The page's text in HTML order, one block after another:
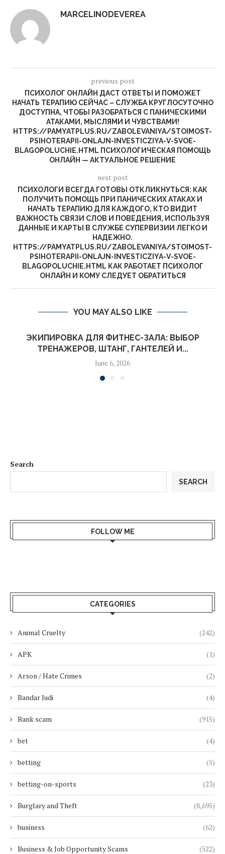
MARCELINODEVEREA
previous post
ПСИХОЛОГ ОНЛАЙН ДАСТ ОТВЕТЫ И ПОМОЖЕТ
НАЧАТЬ ТЕРАПИЮ СЕЙЧАС – СЛУЖБА КРУГЛОСУТОЧНО
ДОСТУПНА, ЧТОБЫ РАЗОБРАТЬСЯ С ПАНИЧЕСКИМИ
АТАКАМИ, МЫСЛЯМИ И ЧУВСТВАМИ!
HTTPS://PAMYATPLUS.RU/ZABOLEVANIYA/STOIMOST-
PSIHOTERAPII-ONLAJN-INVESTICZIYA-V-SVOE-
BLAGOPOLUCHIE.HTML ПСИХОЛОГИЧЕСКАЯ ПОМОЩЬ
ОНЛАЙН — АКТУАЛЬНОЕ РЕШЕНИЕ
next post
ПСИХОЛОГИ ВСЕГДА ГОТОВЫ ОТКЛИКНУТЬСЯ: КАК
ПОЛУЧИТЬ ПОМОЩЬ ПРИ ПАНИЧЕСКИХ АТАКАХ И
НАЧАТЬ ТЕРАПИЮ ДЛЯ КАЖДОГО, КТО ВИДИТ
ВАЖНОСТЬ СВЯЗИ СЛОВ И ПОВЕДЕНИЯ, ИСПОЛЬЗУЯ
ДАННЫЕ И КАРТЫ В СЛУЖБЕ СУПЕРВИЗИИ ЛЕГКО И
НАДЕЖНО.
HTTPS://PAMYATPLUS.RU/ZABOLEVANIYA/STOIMOST-
PSIHOTERAPII-ONLAJN-INVESTICZIYA-V-SVOE-
BLAGOPOLUCHIE.HTML КАК РАБОТАЕТ ПСИХОЛОГ
ОНЛАЙН И КОМУ СЛЕДУЕТ ОБРАТИТЬСЯ
YOU MAY ALSO LIKE
ЭКИПИРОВКА ДЛЯ ФИТНЕС-ЗАЛА: ВЫБОР
ТРЕНАЖЕРОВ, ШТАНГ, ГАНТЕЛЕЙ И...
June 6, 2026
Search
SEARCH
FOLLOW ME
CATEGORIES
Animal Cruelty (242)
APK (1)
Arson / Hate Crimes (2)
Bandar Judi (4)
Bank scam (915)
bet (4)
betting (5)
betting-on-sports (23)
Burglary and Theft (8,695)
business (62)
Business & Job Opportunity Scams (522)